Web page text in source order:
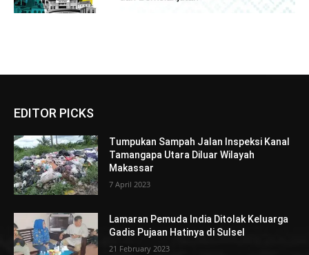
EDITOR PICKS
Tumpukan Sampah Jalan Inspeksi Kanal
Tamangapa Utara Diluar Wilayah
Makassar
7 April 2023
Lamaran Pemuda India Ditolak Keluarga
Gadis Pujaan Hatinya di Sulsel
21 February 2023